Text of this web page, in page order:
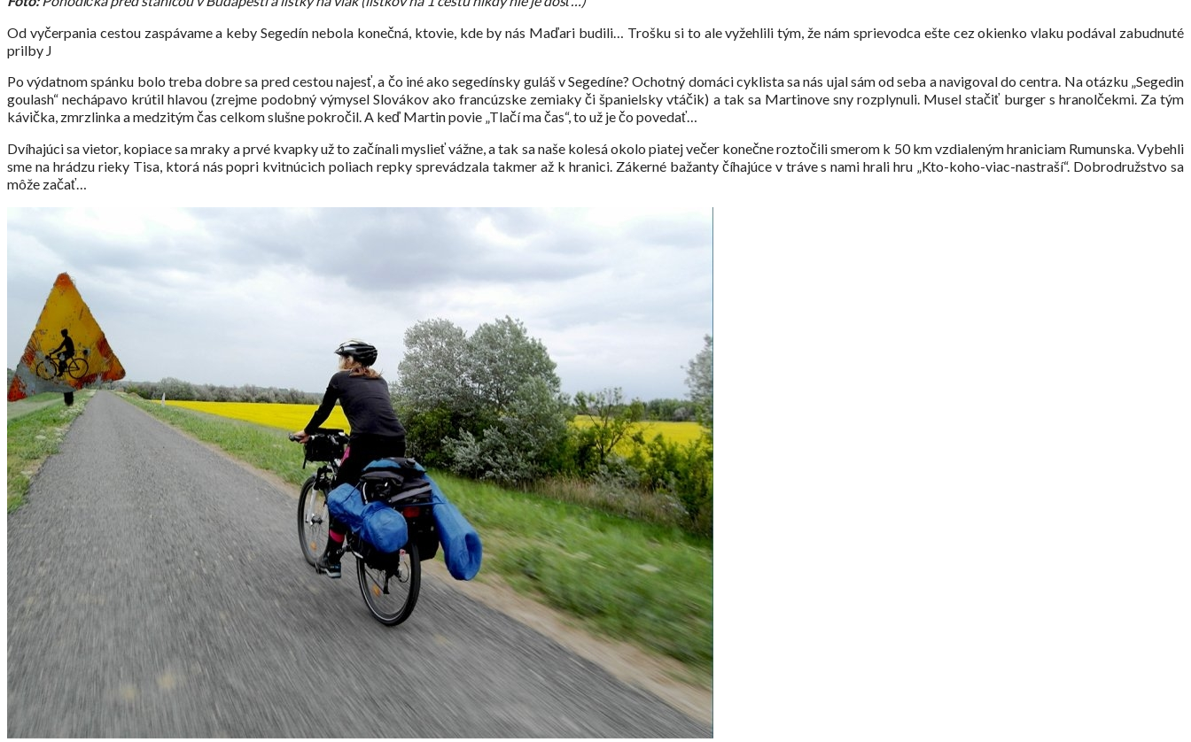
Od vyčerpania cestou zaspávame a keby Segedín nebola konečná, ktovie, kde by nás Maďari budili… Trošku si to ale vyžehlili tým, že nám sprievodca ešte cez okienko vlaku podával zabudnuté
prilby J
Po výdatnom spánku bolo treba dobre sa pred cestou najesť, a čo iné ako segedínsky guláš v Segedíne? Ochotný domáci cyklista sa nás ujal sám od seba a navigoval do centra. Na otázku „Segedin
goulash“ nechápavo krútil hlavou (zrejme podobný výmysel Slovákov ako francúzske zemiaky či španielsky vtáčik) a tak sa Martinove sny rozplynuli. Musel stačiť burger s hranolčekmi. Za tým
kávička, zmrzlinka a medzitým čas celkom slušne pokročil. A keď Martin povie „Tlačí ma čas“, to už je čo povedať…
Dvíhajúci sa vietor, kopiace sa mraky a prvé kvapky už to začínali myslieť vážne, a tak sa naše kolesá okolo piatej večer konečne roztočili smerom k 50 km vzdialeným hraniciam Rumunska. Vybehli
sme na hrádzu rieky Tisa, ktorá nás popri kvitnúcich poliach repky sprevádzala takmer až k hranici. Zákerné bažanty číhajúce v tráve s nami hrali hru „Kto-koho-viac-nastraší“. Dobrodružstvo sa
môže začať…